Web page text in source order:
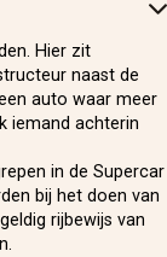
Hier zit
naast de
auto waar meer
iemand achterin
in de Supercar
bij het doen van
rijbewijs van